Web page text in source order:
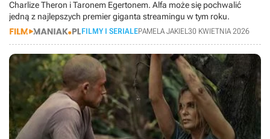
Charlize Theron i Taronem Egertonem. Alfa może się pochwalić
jedną z najlepszych premier giganta streamingu w tym roku.
FILMY I SERIALEPAMELA JAKIEL30 KWIETNIA 2026